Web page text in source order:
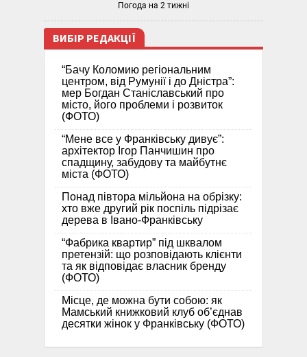
Погода на 2 тижні
ВИБІР РЕДАКЦІЇ
“Бачу Коломию регіональним
центром, від Румунії і до Дністра”:
мер Богдан Станіславський про
місто, його проблеми і розвиток
(ФОТО)
“Мене все у Франківську дивує”:
архітектор Ігор Панчишин про
спадщину, забудову та майбутнє
міста (ФОТО)
Понад півтора мільйона на обрізку:
хто вже другий рік поспіль підрізає
дерева в Івано-Франківську
“Фабрика квартир” під шквалом
претензій: що розповідають клієнти
та як відповідає власник бренду
(ФОТО)
Місце, де можна бути собою: як
Мамський книжковий клуб об’єднав
десятки жінок у Франківську (ФОТО)